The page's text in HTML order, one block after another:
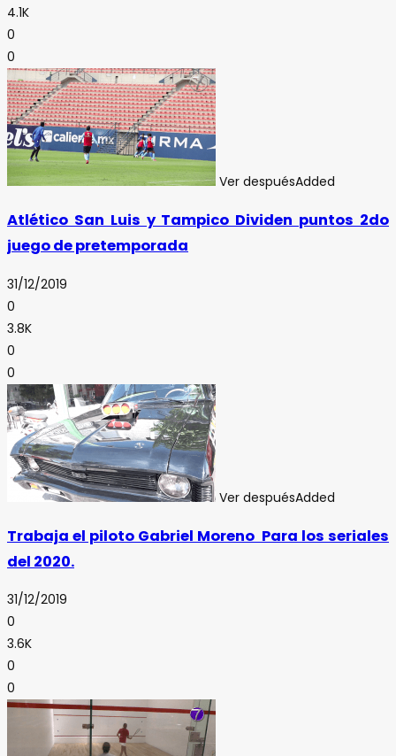
4.1K
0
0
Ver despuésAdded
Atlético San Luis y Tampico Dividen puntos 2do
juego de pretemporada
31/12/2019
0
3.8K
0
0
Ver despuésAdded
Trabaja el piloto Gabriel Moreno Para los seriales
del 2020.
31/12/2019
0
3.6K
0
0